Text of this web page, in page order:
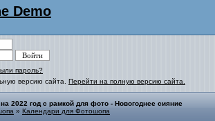
Demo
пароль?
версию сайта. Перейти на полную версию сайта.
2022 год с рамкой для фото - Новогоднее сияние
» Календари для Фотошопа